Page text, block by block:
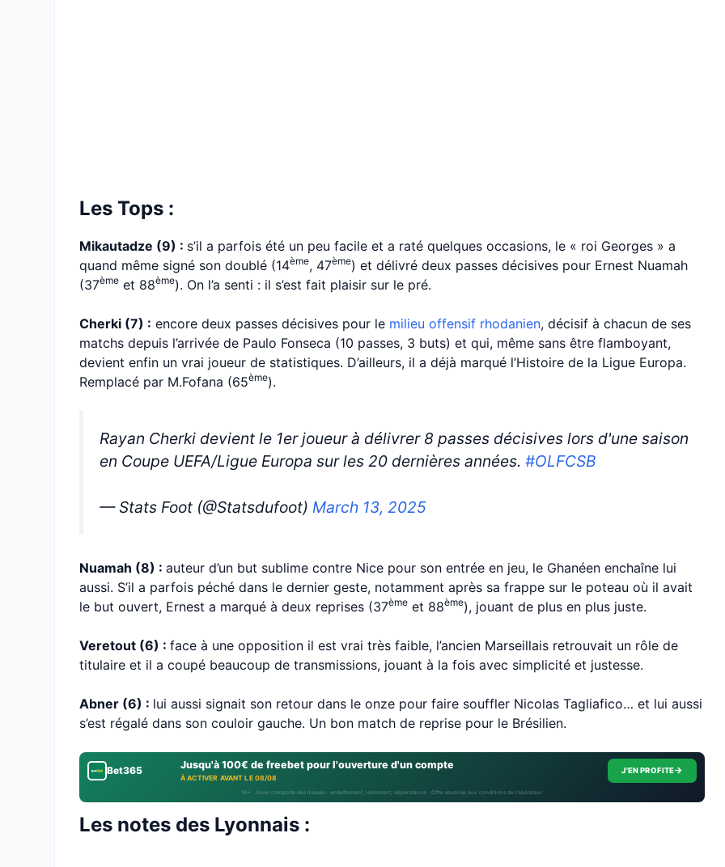
Les Tops :
Mikautadze (9) : s’il a parfois été un peu facile et a raté quelques occasions, le « roi Georges » a
quand même signé son doublé (14ème, 47ème) et délivré deux passes décisives pour Ernest Nuamah
(37ème et 88ème). On l’a senti : il s’est fait plaisir sur le pré.
Cherki (7) : encore deux passes décisives pour le milieu offensif rhodanien, décisif à chacun de ses
matchs depuis l’arrivée de Paulo Fonseca (10 passes, 3 buts) et qui, même sans être flamboyant,
devient enfin un vrai joueur de statistiques. D’ailleurs, il a déjà marqué l’Histoire de la Ligue Europa.
Remplacé par M.Fofana (65ème).
Rayan Cherki devient le 1er joueur à délivrer 8 passes décisives lors d'une saison
en Coupe UEFA/Ligue Europa sur les 20 dernières années. #OLFCSB
— Stats Foot (@Statsdufoot) March 13, 2025
Nuamah (8) : auteur d’un but sublime contre Nice pour son entrée en jeu, le Ghanéen enchaîne lui
aussi. S’il a parfois péché dans le dernier geste, notamment après sa frappe sur le poteau où il avait
le but ouvert, Ernest a marqué à deux reprises (37ème et 88ème), jouant de plus en plus juste.
Veretout (6) : face à une opposition il est vrai très faible, l’ancien Marseillais retrouvait un rôle de
titulaire et il a coupé beaucoup de transmissions, jouant à la fois avec simplicité et justesse.
Abner (6) : lui aussi signait son retour dans le onze pour faire souffler Nicolas Tagliafico… et lui aussi
s’est régalé dans son couloir gauche. Un bon match de reprise pour le Brésilien.
Bet365 Jusqu'à 100€ de freebet pour l'ouverture d'un compte
À ACTIVER AVANT LE 08/08
J'EN PROFITE→
18+ · Jouer comporte des risques : endettement, isolement, dépendance · Offre soumise aux conditions de l’opérateur.
Les notes des Lyonnais :